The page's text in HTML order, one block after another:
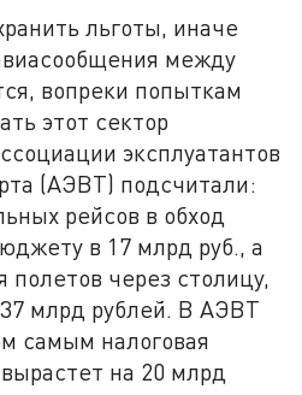
льготы, иначе
между
вопреки попыткам
этот сектор
эксплуатантов
(АЭВТ) подсчитали:
рейсов в обход
в 17 млрд руб., а
через столицу,
млрд рублей. В АЭВТ
самым налоговая
на 20 млрд